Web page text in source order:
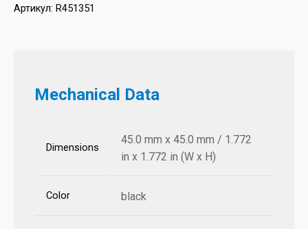
Артикул: R451351
Mechanical Data
Dimensions
45.0 mm x 45.0 mm / 1.772
in x 1.772 in (W x H)
Color black